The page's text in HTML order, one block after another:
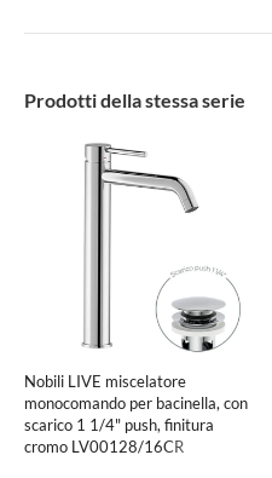
Prodotti della stessa serie
Nobili LIVE miscelatore
monocomando per bacinella, con
scarico 1 1/4" push, finitura
cromo LV00128/16CR